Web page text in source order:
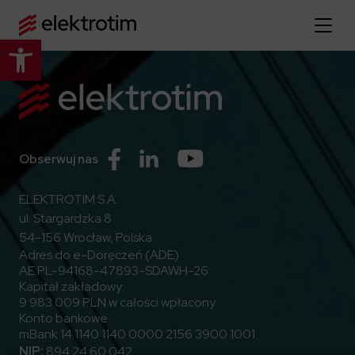
Otwórz pasek narzędzi
Strona główna
O nas
Więcej o nas
O firmie
Strategia
Władze spółki
Historia
Grupa kapitałowa
Portfolio
Dokumenty firmowe
Certyfikaty
Oferta
Poznaj pełną ofertę
Budownictwo Specjalistyczne
Elektroenergetyka
Resorty obronne
Przemysł
Infrastruktura użyteczności publicznej
Aktualności
Relacje inwestorskie
Dowiedz się więcej
Raporty
Kariera
Dowiedz się więcej
Obserwuj nas Przejdź do Facebook
Przejdź do Linkedin
ELEKTROTIM S.A.
ul. Stargardzka 8
54-156 Wrocław, Polska
Adres do e-Doręczeń (ADE)
AE:PL-94168-47893-SDAWH-26
Kapitał zakładowy:
9 983 009 PLN w całości wpłacony
Konto bankowe:
mBank 14 1140 1140 0000 2156 3900 1001
NIP: 894 24 60 042